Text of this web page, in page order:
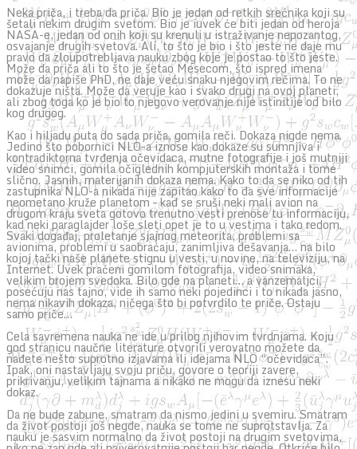
Neka priča, i treba da priča. Bio je jedan od retkih srećnika koji su
šetali nekim drugim svetom. Bio je iuvek će biti jedan od heroja
NASA-e, jedan od onih koji su krenuli u istraživanje nepozantog,
osvajanje drugih svetova. Ali, to što je bio i što jeste ne daje mu
pravo da zloupotrebljava nauku zbog koje je postao to što jeste.
Može da priča ali to što je šetao Mesecom, što ispred imena
može da napiše PhD, ne daje veću snaku njegovim rečima. To ne
dokazuje ništa. Može da veruje kao i svako drugi na ovoj planeti,
ali zbog toga ko je bio to njegovo verovanje nije istinitije od bilo
kog drugog.
Kao i hiljadu puta do sada priča, gomila reči. Dokaza nigde nema.
Jedino što pobornici NLO-a iznose kao dokaze su sumnjiva i
kontradiktorna tvrđenja očevidaca, mutne fotografije i još mutniji
video snimci, gomila očiglednih kompjuterskih montaža i tome
slično. Jasnih, materijanih dokaza nema. Kako to da se niko od tih
zastupnika NLO-a nikada nije zapitao kako to da sve informacije
neometano kruže planetom – kad se sruši neki mali avion na
drugom kraju sveta gotovo trenutno vesti prenose tu informaciju,
kad neki paraglajder loše sleti opet je to u vestima i tako redom.
Svaki događaj, proletanje sjajnog meteorita, problemi sa
avionima, problemi u saobraćaju, zanimljiva dešavanja… na bilo
kojoj tački naše planete stignu u vesti, u novine, na televiziju, na
Internet. Uvek praćeni gomilom fotografija, video snimaka,
velikim brojem svedoka. Bilo gde na planeti… a vanzemaljci,
posećuju nas tajno, vide ih samo neki pojedinci i to nikada jasno,
nema nikavih dokaza, ničega što bi potvrdilo te priče. Ostaju
samo priče…
Cela savremena nauka ne ide u prilog njihovim tvrdnjama. Koju
god stranicu naučne literature otvorili verovatno možete da
nađete nešto suprotno izjavama ili idejama NLO “očevidaca”.
Ipak, oni nastavljaju svoju priču, govore o teoriji zavere,
prikrivanju, velikim tajnama a nikako ne mogu da iznesu neki
dokaz.
Da ne bude zabune, smatram da nismo jedini u svemiru. Smatram
da život postoji još negde, nauka se tome ne suprotstavlja. Za
nauku je sasvim normalno da život postoji na drugim svetovima,